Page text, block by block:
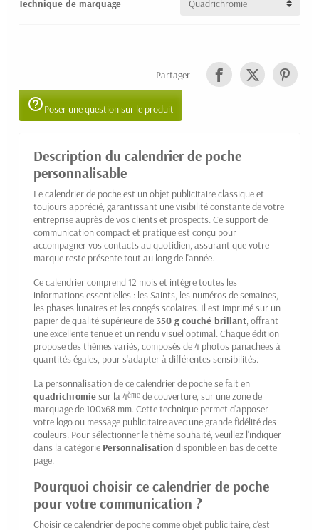
Technique de marquage
Partager
help_outlinePoser une question sur le produit
Description du calendrier de poche
personnalisable
Le calendrier de poche est un objet publicitaire classique et
toujours apprécié, garantissant une visibilité constante de votre
entreprise auprès de vos clients et prospects. Ce support de
communication compact et pratique est conçu pour
accompagner vos contacts au quotidien, assurant que votre
marque reste présente tout au long de l'année.
Ce calendrier comprend 12 mois et intègre toutes les
informations essentielles : les Saints, les numéros de semaines,
les phases lunaires et les congés scolaires. Il est imprimé sur un
papier de qualité supérieure de350 g couché brillant, offrant
une excellente tenue et un rendu visuel optimal. Chaque édition
propose des thèmes variés, composés de 4 photos panachées à
quantités égales, pour s'adapter à différentes sensibilités.
La personnalisation de ce calendrier de poche se fait en
quadrichromie sur la 4ème de couverture, sur une zone de
marquage de 100x68 mm. Cette technique permet d'apposer
votre logo ou message publicitaire avec une grande fidélité des
couleurs. Pour sélectionner le thème souhaité, veuillez l'indiquer
dans la catégorie Personnalisation disponible en bas de cette
page.
Pourquoi choisir ce calendrier de poche
pour votre communication ?
Choisir ce calendrier de poche comme objet publicitaire, c'est